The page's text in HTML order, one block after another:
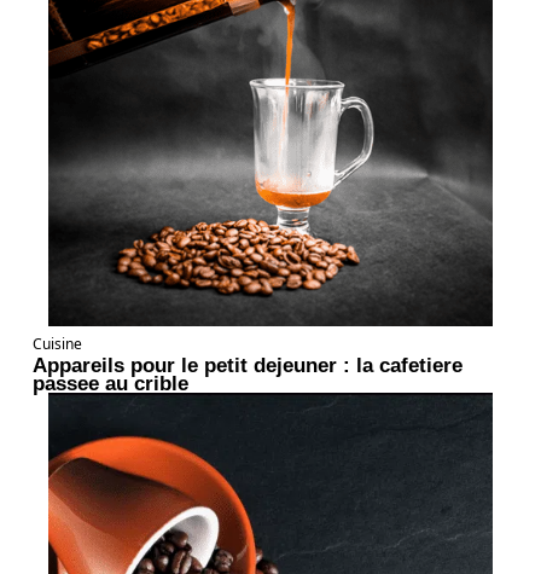
Cuisine
Appareils pour le petit dejeuner : la cafetiere
passee au crible